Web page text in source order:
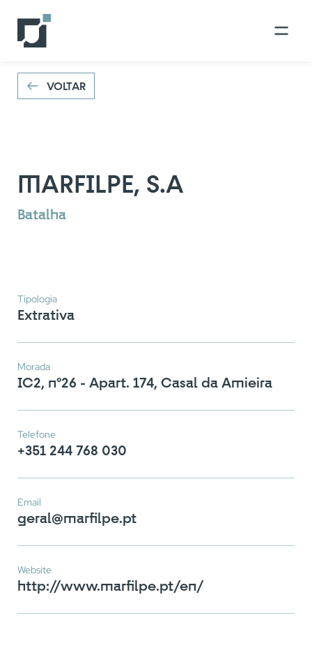
VOLTAR
MARFILPE, S.A
Batalha
Tipologia
Extrativa
Morada
IC2, nº26 - Apart. 174, Casal da Amieira
Telefone
+351 244 768 030
Email
geral@marfilpe.pt
Website
http://www.marfilpe.pt/en/